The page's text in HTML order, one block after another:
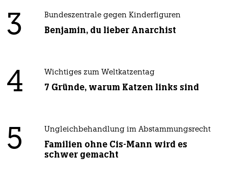
3 Bundeszentrale gegen Kinderfiguren
Benjamin, du lieber Anarchist
4 Wichtiges zum Weltkatzentag
7 Gründe, warum Katzen links sind
5 Ungleichbehandlung im Abstammungsrecht
Familien ohne Cis-Mann wird es
schwer gemacht